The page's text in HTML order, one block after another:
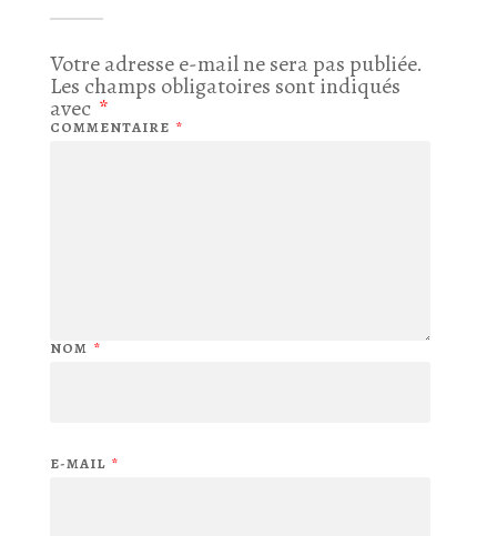
Votre adresse e-mail ne sera pas publiée.
Les champs obligatoires sont indiqués
avec *
COMMENTAIRE *
NOM *
E-MAIL *